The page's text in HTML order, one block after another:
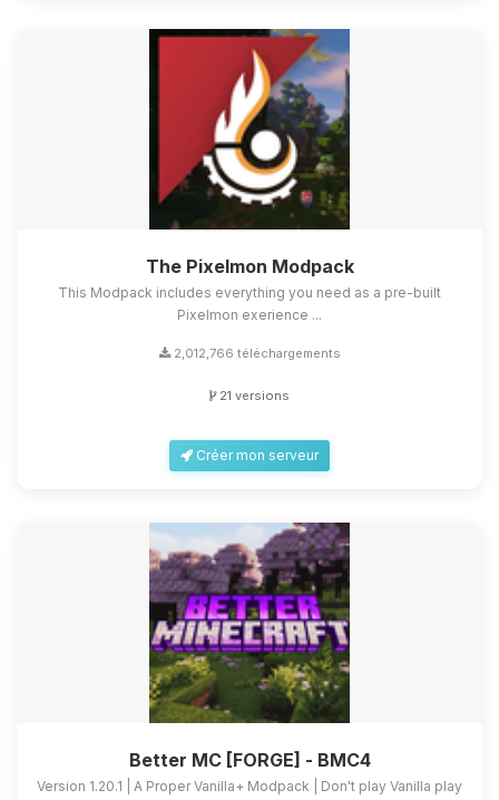
The Pixelmon Modpack
This Modpack includes everything you need as a pre-built
Pixelmon exerience ...
2,012,766 téléchargements
21 versions
Créer mon serveur
Better MC [FORGE] - BMC4
Version 1.20.1 | A Proper Vanilla+ Modpack | Don't play Vanilla play